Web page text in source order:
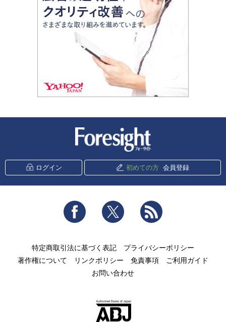
ログイン 初めての方 会員登録
Facebook Twitter
特定商取引法に基づく表記
プライバシーポリシー
著作権について
リンクポリシー 免責事項
ご利用ガイド
お問い合わせ